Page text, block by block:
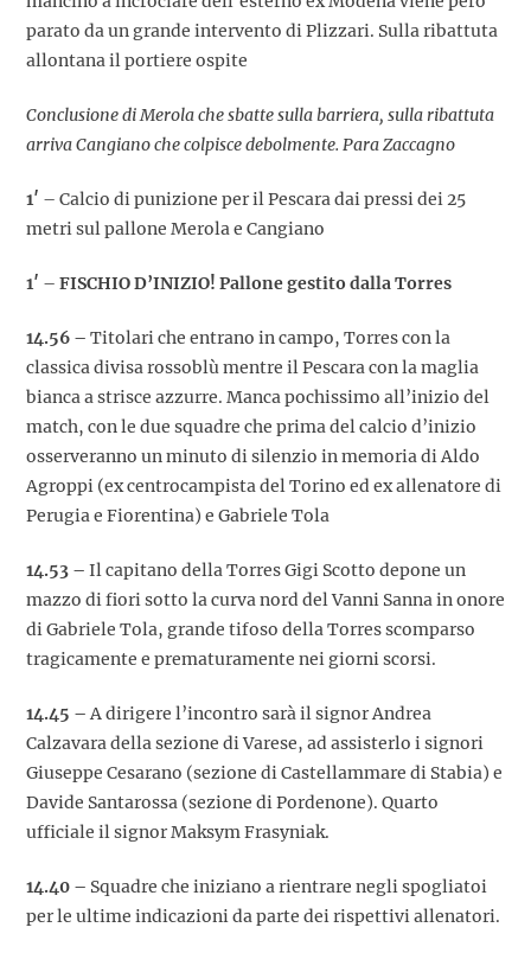
parato da un grande intervento di Plizzari. Sulla ribattuta
allontana il portiere ospite
Conclusione di Merola che sbatte sulla barriera, sulla ribattuta
arriva Cangiano che colpisce debolmente. Para Zaccagno
1′ – Calcio di punizione per il Pescara dai pressi dei 25
metri sul pallone Merola e Cangiano
1′ – FISCHIO D’INIZIO! Pallone gestito dalla Torres
14.56 – Titolari che entrano in campo, Torres con la
classica divisa rossoblù mentre il Pescara con la maglia
bianca a strisce azzurre. Manca pochissimo all’inizio del
match, con le due squadre che prima del calcio d’inizio
osserveranno un minuto di silenzio in memoria di Aldo
Agroppi (ex centrocampista del Torino ed ex allenatore di
Perugia e Fiorentina) e Gabriele Tola
14.53 – Il capitano della Torres Gigi Scotto depone un
mazzo di fiori sotto la curva nord del Vanni Sanna in onore
di Gabriele Tola, grande tifoso della Torres scomparso
tragicamente e prematuramente nei giorni scorsi.
14.45 –A dirigere l’incontro sarà il signor Andrea
Calzavara della sezione di Varese, ad assisterlo i signori
Giuseppe Cesarano (sezione di Castellammare di Stabia) e
Davide Santarossa (sezione di Pordenone). Quarto
ufficiale il signor Maksym Frasyniak.
14.40 – Squadre che iniziano a rientrare negli spogliatoi
per le ultime indicazioni da parte dei rispettivi allenatori.